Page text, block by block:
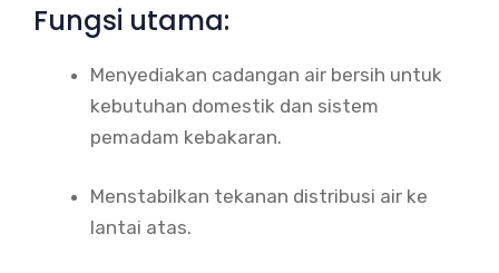
Fungsi utama:
Menyediakan cadangan air bersih untuk
kebutuhan domestik dan sistem
pemadam kebakaran.
Menstabilkan tekanan distribusi air ke
lantai atas.